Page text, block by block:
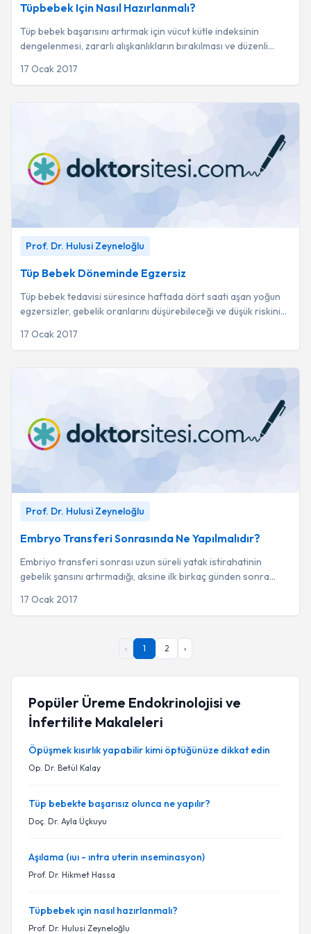
Tüpbebek Için Nasıl Hazırlanmalı?
Tüp bebek başarısını artırmak için vücut kütle indeksinin
dengelenmesi, zararlı alışkanlıkların bırakılması ve düzenli
17 Ocak 2017
Prof. Dr. Hulusi Zeyneloğlu
Tüp Bebek Döneminde Egzersiz
Tüp bebek tedavisi süresince haftada dört saati aşan yoğun
egzersizler, gebelik oranlarını düşürebileceği ve düşük riskini
17 Ocak 2017
Hulusi Zeyneloğlu
Prof. Dr. Hulusi Zeyneloğlu
Embryo Transferi Sonrasında Ne Yapılmalıdır?
Embriyo transferi sonrası uzun süreli yatak istirahatinin
gebelik şansını artırmadığı, aksine ilk birkaç günden sonra
17 Ocak 2017
‹ 1 2 ›
Popüler Üreme Endokrinolojisi ve
İnfertilite Makaleleri
Öpüşmek kısırlık yapabilir kimi öptüğünüze dikkat edin
Op. Dr. Betül Kalay
Tüp bebekte başarısız olunca ne yapılır?
Doç. Dr. Ayla Üçkuyu
Aşılama (ıuı - ıntra uterin ınseminasyon)
Prof. Dr. Hikmet Hassa
Tüpbebek ıçin nasıl hazırlanmalı?
Prof. Dr. Hulusi Zeyneloğlu